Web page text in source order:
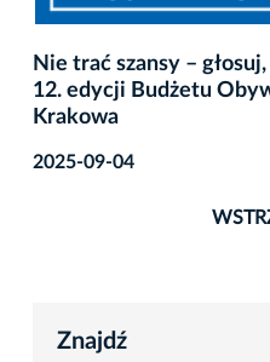
Nie trać szansy –
12. edycji Budżetu
Krakowa
2025-09-04
Znajdź